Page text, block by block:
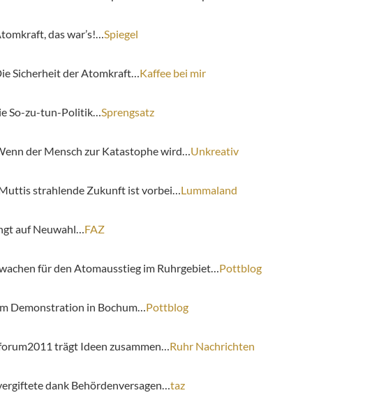
das war’s!… Spiegel
Sicherheit der Atomkraft… Kaffee bei mir
So-zu-tun-Politik… Sprengsatz
der Mensch zur Katastophe wird… Unkreativ
strahlende Zukunft ist vorbei… Lummaland
auf Neuwahl… FAZ
für den Atomausstieg im Ruhrgebiet… Pottblog
Demonstration in Bochum… Pottblog
trägt Ideen zusammen… Ruhr Nachrichten
dank Behördenversagen… taz